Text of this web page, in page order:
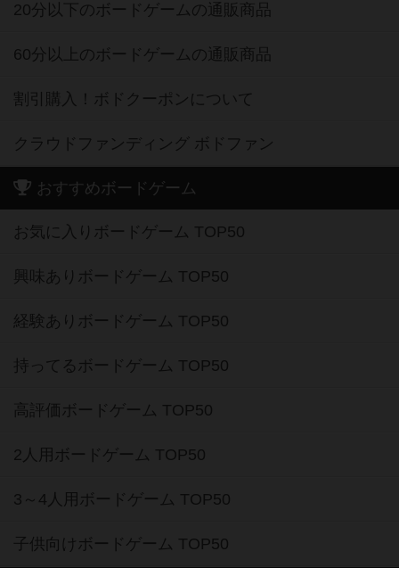
20分以下のボードゲームの通販商品
60分以上のボードゲームの通販商品
割引購入！ボドクーポンについて
クラウドファンディング ボドファン
おすすめボードゲーム
お気に入りボードゲーム TOP50
興味ありボードゲーム TOP50
経験ありボードゲーム TOP50
持ってるボードゲーム TOP50
高評価ボードゲーム TOP50
2人用ボードゲーム TOP50
3～4人用ボードゲーム TOP50
子供向けボードゲーム TOP50